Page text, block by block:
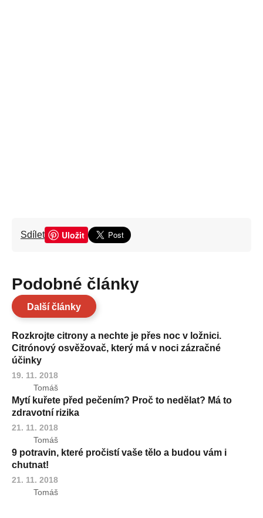
Sdílet Uložit
Podobné články
Další články
Rozkrojte citrony a nechte je přes noc v ložnici.
Citrónový osvěžovač, který má v noci zázračné
účinky
19. 11. 2018
Tomáš
Mytí kuřete před pečením? Proč to nedělat? Má to
zdravotní rizika
21. 11. 2018
Tomáš
9 potravin, které pročistí vaše tělo a budou vám i
chutnat!
21. 11. 2018
Tomáš